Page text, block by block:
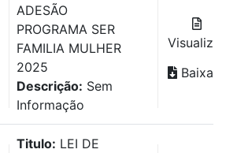
ADESÃO
PROGRAMA SER
FAMILIA MULHER
2025
Descrição: Sem
Informação
Visualizar
Baixar
Titulo: LEI DE